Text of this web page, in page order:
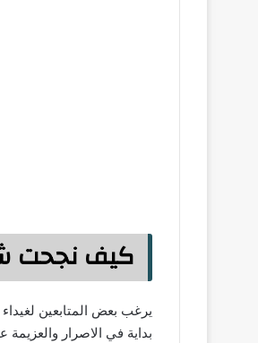
كيف نجحت
يرغب بعض المتابعين
بداية في الاصرار